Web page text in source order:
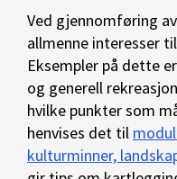
Ved gjennomføring
allmenne interesser
Eksempler på dette
og generell
hvilke punkter som
henvises det til
kulturminner,